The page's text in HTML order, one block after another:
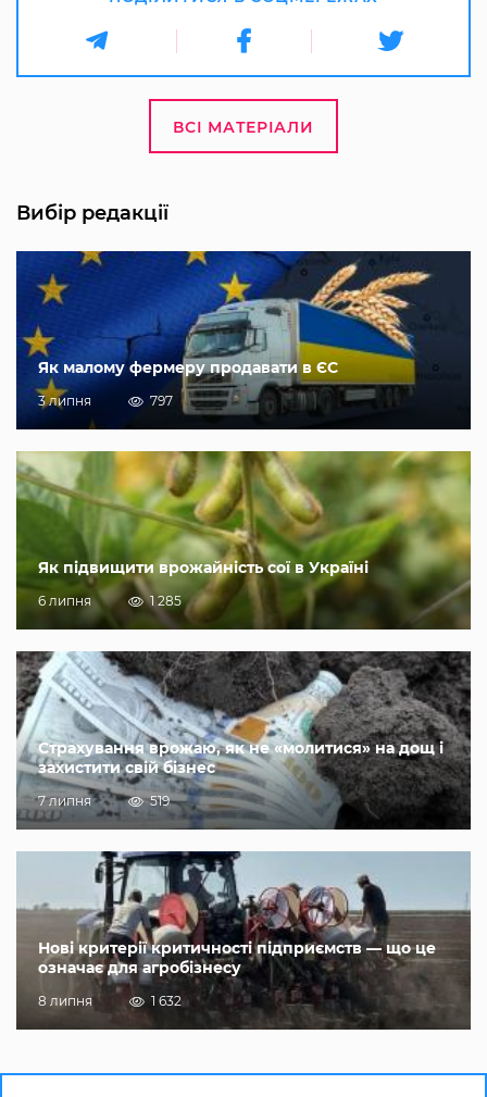
ВСІ МАТЕРІАЛИ
Вибір редакції
Як малому фермеру продавати в ЄС
3 липня 797
Як підвищити врожайність сої в Україні
6 липня 1 285
Страхування врожаю, як не «молитися» на дощ і
захистити свій бізнес
7 липня 519
Нові критерії критичності підприємств — що це
означає для агробізнесу
8 липня 1 632